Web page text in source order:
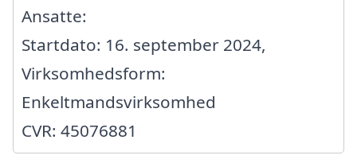
Ansatte:
Startdato: 16. september 2024,
Virksomhedsform:
Enkeltmandsvirksomhed
CVR: 45076881